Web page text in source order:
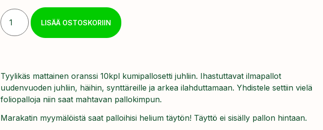
LISÄÄ OSTOSKORIIN
Tyylikäs mattainen oranssi 10kpl kumipallosetti juhliin. Ihastuttavat ilmapallot
uudenvuoden juhliin, häihin, synttäreille ja arkea ilahduttamaan. Yhdistele settiin vielä
foliopalloja niin saat mahtavan pallokimpun.
Marakatin myymälöistä saat palloihisi helium täytön! Täyttö ei sisälly pallon hintaan.